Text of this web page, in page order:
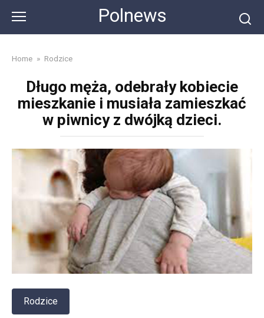
content
Polnews
Home » Rodzice
Długo męża, odebrały kobiecie
mieszkanie i musiała zamieszkać
w piwnicy z dwójką dzieci.
Rodzice